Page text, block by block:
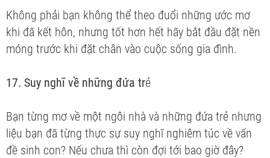
Không phải bạn không thể theo đuổi những ước mơ
khi đã kết hôn, nhưng tốt hơn hết hãy bắt đầu đặt nền
móng trước khi đặt chân vào cuộc sống gia đình.
17. Suy nghĩ về những đứa trẻ
Bạn từng mơ về một ngôi nhà và những đứa trẻ nhưng
liệu bạn đã từng thực sự suy nghĩ nghiêm túc về vấn
đề sinh con? Nếu chưa thì còn đợi tới bao giờ đây?